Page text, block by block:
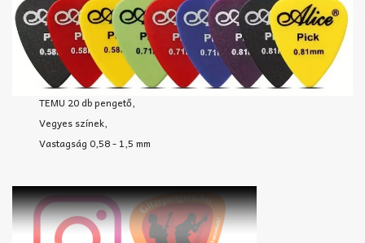
TEMU 20 db pengető,
Vegyes színek,
Vastagság 0,58 - 1,5 mm